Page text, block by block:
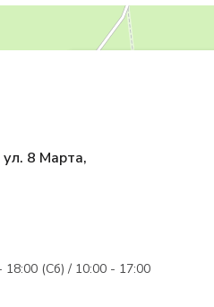
ул. 8 Марта,
(Сб) / 10:00 - 17:00